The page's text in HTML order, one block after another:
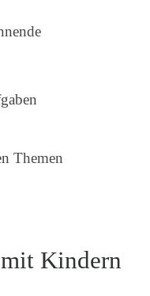
Themen
Kindern